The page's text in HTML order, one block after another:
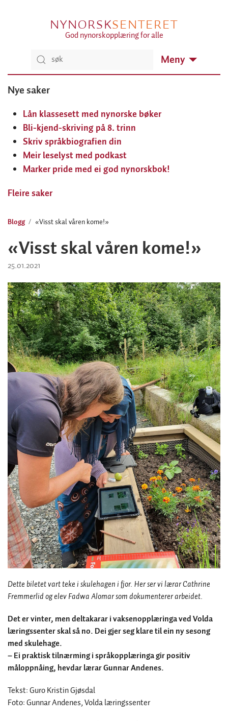
NYNORSKSENTERET
God nynorskopplæring for alle
Meny
Nye saker
Lån klassesett med nynorske bøker
Bli-kjend-skriving på 8. trinn
Skriv språkbiografien din
Meir leselyst med podkast
Marker pride med ei god nynorskbok!
Fleire saker
Blogg «Visst skal våren kome!»
«Visst skal våren kome!»
25.01.2021
Dette biletet vart teke i skulehagen i fjor. Her ser vi lærar Cathrine
Fremmerlid og elev Fadwa Alomar som dokumenterer arbeidet.
Det er vinter, men deltakarar i vaksenopplæringa ved Volda
læringssenter skal så no. Dei gjer seg klare til ein ny sesong
med skulehage.
– Ei praktisk tilnærming i språkopplæringa gir positiv
måloppnåing, hevdar lærar Gunnar Andenes.
Tekst: Guro Kristin Gjøsdal
Foto: Gunnar Andenes, Volda læringssenter